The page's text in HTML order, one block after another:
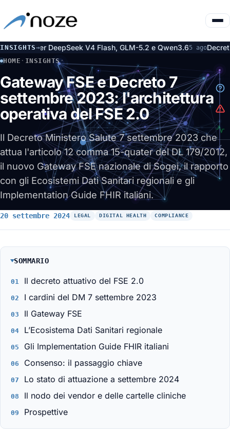
INSIGHTS→
V4 Flash, GLM-5.2 e Qwen3.65 agoDecreti AI Act:
HOME · INSIGHTS·
GATEWAY FSE E DECRETO 7 SETTEMBRE 2023:
Gateway FSE e Decreto 7
settembre 2023: l'architettura
operativa del FSE 2.0
Il Decreto Ministero Salute 7 settembre 2023 che
attua l'articolo 12 comma 15-quater del DL 179/2012,
il nuovo Gateway FSE nazionale di Sogei, il rapporto
con gli Ecosistemi Dati Sanitari regionali e gli
Implementation Guide FHIR italiani.
20 settembre 2024 LEGAL DIGITAL HEALTH COMPLIANCE
SOMMARIO
Il decreto attuativo del FSE 2.0
I cardini del DM 7 settembre 2023
Il Gateway FSE
L’Ecosistema Dati Sanitari regionale
Gli Implementation Guide FHIR italiani
Consenso: il passaggio chiave
Lo stato di attuazione a settembre 2024
Il nodo dei vendor e delle cartelle cliniche
Prospettive